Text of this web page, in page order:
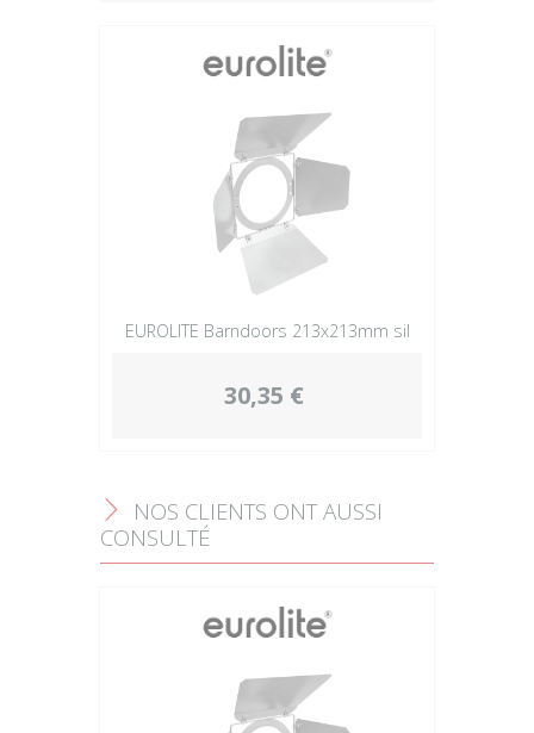
Plus
EUROLITE Barndoors 213x213mm sil
30,35 €
F
NOS CLIENTS ONT AUSSI
CONSULTÉ